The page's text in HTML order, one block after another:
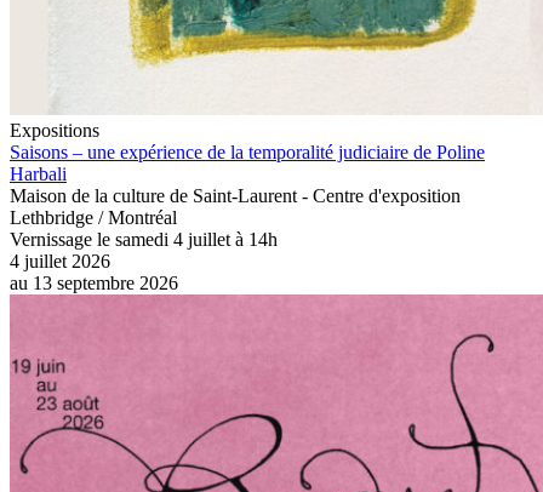
Expositions
Saisons – une expérience de la temporalité judiciaire de Poline
Harbali
Maison de la culture de Saint-Laurent - Centre d'exposition
Lethbridge / Montréal
Vernissage le samedi 4 juillet à 14h
4 juillet 2026
au 13 septembre 2026